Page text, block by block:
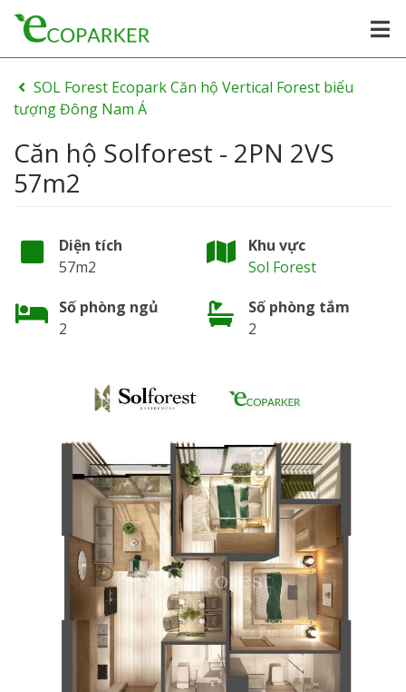
SOL Forest Ecopark Căn hộ Vertical Forest biểu
tượng Đông Nam Á
Căn hộ Solforest - 2PN 2VS
57m2
Diện tích
57m2
Khu vực
Sol Forest
Số phòng ngủ
2
Số phòng tắm
2